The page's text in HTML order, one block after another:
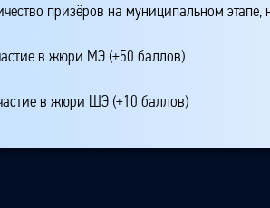
призёров на муниципальном
в жюри МЭ (+50 баллов)
в жюри ШЭ (+10 баллов)